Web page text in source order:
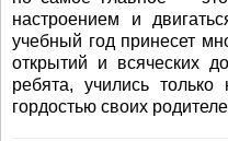
настроением и
учебный год принесет
открытий и всяческих
ребята, учились
гордостью своих